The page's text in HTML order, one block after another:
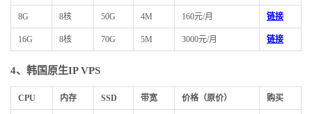
8G 8核 50G 4M 160元/月 链接
16G 8核 70G 5M 3000元/月 链接
4、 韩国原生IP VPS
CPU 内存 SSD 带宽 价格（原价） 购买